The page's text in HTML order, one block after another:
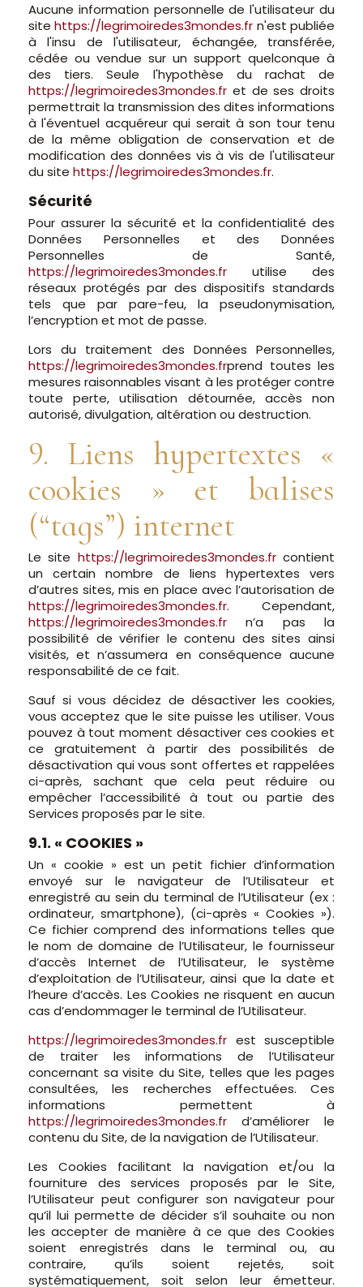
Aucune information personnelle de l'utilisateur du
sitehttps://legrimoiredes3mondes.fr n'est publiée
à l'insu de l'utilisateur, échangée, transférée,
cédée ou vendue sur un support quelconque à
des tiers. Seule l'hypothèse du rachat de
https://legrimoiredes3mondes.fr et de ses droits
permettrait la transmission des dites informations
à l'éventuel acquéreur qui serait à son tour tenu
de la même obligation de conservation et de
modification des données vis à vis de l'utilisateur
du site https://legrimoiredes3mondes.fr.
Sécurité
Pour assurer la sécurité et la confidentialité des
Données Personnelles et des Données
Personnelles de Santé,
https://legrimoiredes3mondes.fr utilise des
réseaux protégés par des dispositifs standards
tels que par pare-feu, la pseudonymisation,
l’encryption et mot de passe.
Lors du traitement des Données Personnelles,
https://legrimoiredes3mondes.frprend toutes les
mesures raisonnables visant à les protéger contre
toute perte, utilisation détournée, accès non
autorisé, divulgation, altération ou destruction.
9. Liens hypertextes «
cookies » et balises
(“tags”) internet
Le site https://legrimoiredes3mondes.frcontient
un certain nombre de liens hypertextes vers
d’autres sites, mis en place avec l’autorisation de
https://legrimoiredes3mondes.fr. Cependant,
https://legrimoiredes3mondes.fr n’a pas la
possibilité de vérifier le contenu des sites ainsi
visités, et n’assumera en conséquence aucune
responsabilité de ce fait.
Sauf si vous décidez de désactiver les cookies,
vous acceptez que le site puisse les utiliser. Vous
pouvez à tout moment désactiver ces cookies et
ce gratuitement à partir des possibilités de
désactivation qui vous sont offertes et rappelées
ci-après, sachant que cela peut réduire ou
empêcher l’accessibilité à tout ou partie des
Services proposés par le site.
9.1. « COOKIES »
Un « cookie » est un petit fichier d’information
envoyé sur le navigateur de l’Utilisateur et
enregistré au sein du terminal de l’Utilisateur (ex :
ordinateur, smartphone), (ci-après « Cookies »).
Ce fichier comprend des informations telles que
le nom de domaine de l’Utilisateur, le fournisseur
d’accès Internet de l’Utilisateur, le système
d’exploitation de l’Utilisateur, ainsi que la date et
l’heure d’accès. Les Cookies ne risquent en aucun
cas d’endommager le terminal de l’Utilisateur.
https://legrimoiredes3mondes.fr est susceptible
de traiter les informations de l’Utilisateur
concernant sa visite du Site, telles que les pages
consultées, les recherches effectuées. Ces
informations permettent à
https://legrimoiredes3mondes.fr d’améliorer le
contenu du Site, de la navigation de l’Utilisateur.
Les Cookies facilitant la navigation et/ou la
fourniture des services proposés par le Site,
l’Utilisateur peut configurer son navigateur pour
qu’il lui permette de décider s’il souhaite ou non
les accepter de manière à ce que des Cookies
soient enregistrés dans le terminal ou, au
contraire, qu’ils soient rejetés, soit
systématiquement, soit selon leur émetteur.